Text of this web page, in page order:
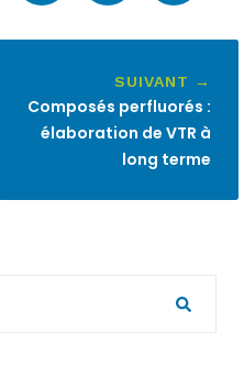
SUIVANT →
Composés perfluorés :
élaboration de VTR à
long terme